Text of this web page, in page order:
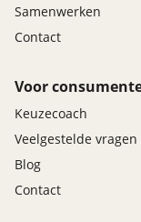
Samenwerken
Contact
Voor
Keuzecoach
Veelgestelde vragen
Blog
Contact